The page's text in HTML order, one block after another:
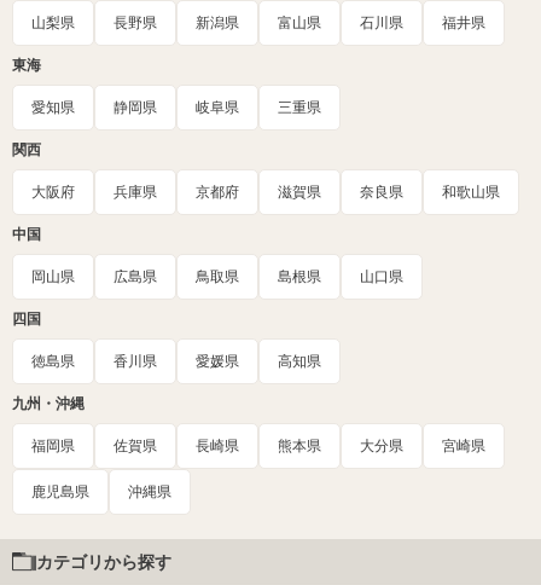
山梨県 長野県 新潟県 富山県 石川県 福井県
東海
愛知県 静岡県 岐阜県 三重県
関西
大阪府 兵庫県 京都府 滋賀県 奈良県 和歌山県
中国
岡山県 広島県 鳥取県 島根県 山口県
四国
徳島県 香川県 愛媛県 高知県
九州・沖縄
福岡県 佐賀県 長崎県 熊本県 大分県 宮崎県
鹿児島県 沖縄県
カテゴリから探す